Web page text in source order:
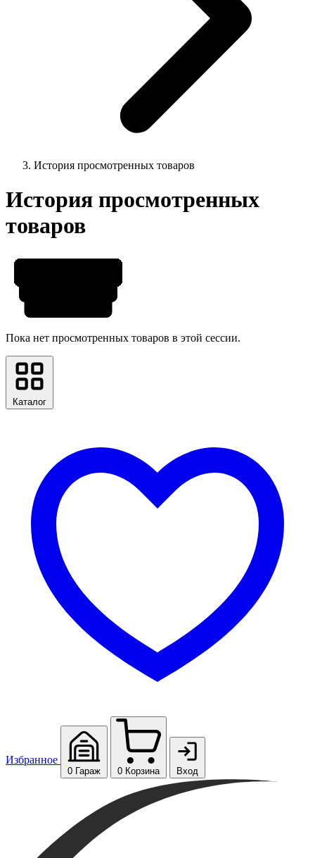
История просмотренных товаров
История просмотренных
товаров
Пока нет просмотренных товаров в этой сессии.
Каталог
Избранное
0 Гараж 0 Корзина Вход